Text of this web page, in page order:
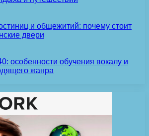
и общежитий: почему стоит
двери
особенности обучения вокалу и
жанра